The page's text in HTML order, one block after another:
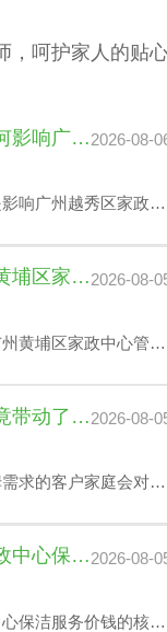
，呵护家人的贴
了解工作时间如何影响广州越秀区家政中心查询电话价格表及服务质量2026-08-
响广州越秀区家政中
家政保洁要有高机动
例常会影响广州越秀
格表。
品牌声誉在广州黄埔区家政中心管家服务价钱里的分量2026-08-
黄埔区家政中心管家
州黄埔区请个靠谱家
质。
品牌与声誉：究竟带动了周边海珠区家政公司价位吗？2026-08-
求的客户家庭会对各
增值技术。影响周边
关键因素所包含的因
文文章做诠释。
探讨广州番禺家政中心保洁服务价钱：雇主要求和品牌声誉的重要性2026-08-
保洁服务价钱的核心